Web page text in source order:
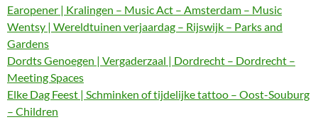
Earopener | Kralingen – Music Act – Amsterdam – Music
Wentsy | Wereldtuinen verjaardag – Rijswijk – Parks and
Gardens
Dordts Genoegen | Vergaderzaal | Dordrecht – Dordrecht –
Meeting Spaces
Elke Dag Feest | Schminken of tijdelijke tattoo – Oost-Souburg
– Children